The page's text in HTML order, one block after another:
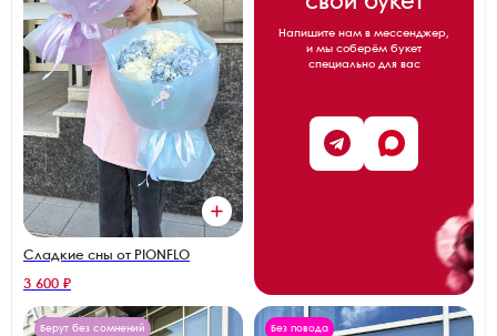
Сладкие сны от PIONFLO
3 600 ₽
Напишите нам в мессенджер,
и мы соберём букет
специально для вас
Берут без сомнений Без повода